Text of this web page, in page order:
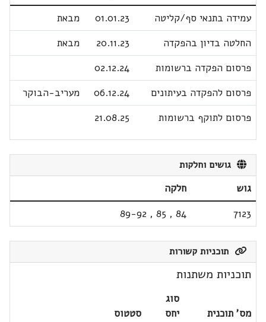
עמידה בתנאי סף/קליטה
01.01.23
מבאת
החלטה בדיון בהפקדה
20.11.23
מבאת
פרסום הפקדה ברשומות
02.12.24
פרסום להפקדה בעיתונים
06.12.24
מעריב-הבוקר
פרסום לתוקף ברשומות
21.08.25
גושים וחלקות
גוש
חלקה
7123
84
,
85
,
89-92
תוכניות קשורות
תוכניות משתנות
מס' תוכנית
סוג
יחס
סטטוס